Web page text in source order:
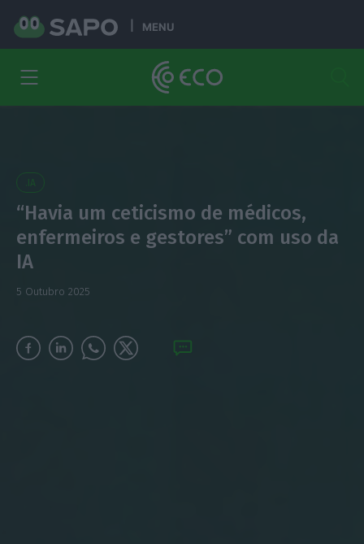
MENU
.IA
“Havia um ceticismo de médicos,
enfermeiros e gestores” com uso da
IA
5 Outubro 2025